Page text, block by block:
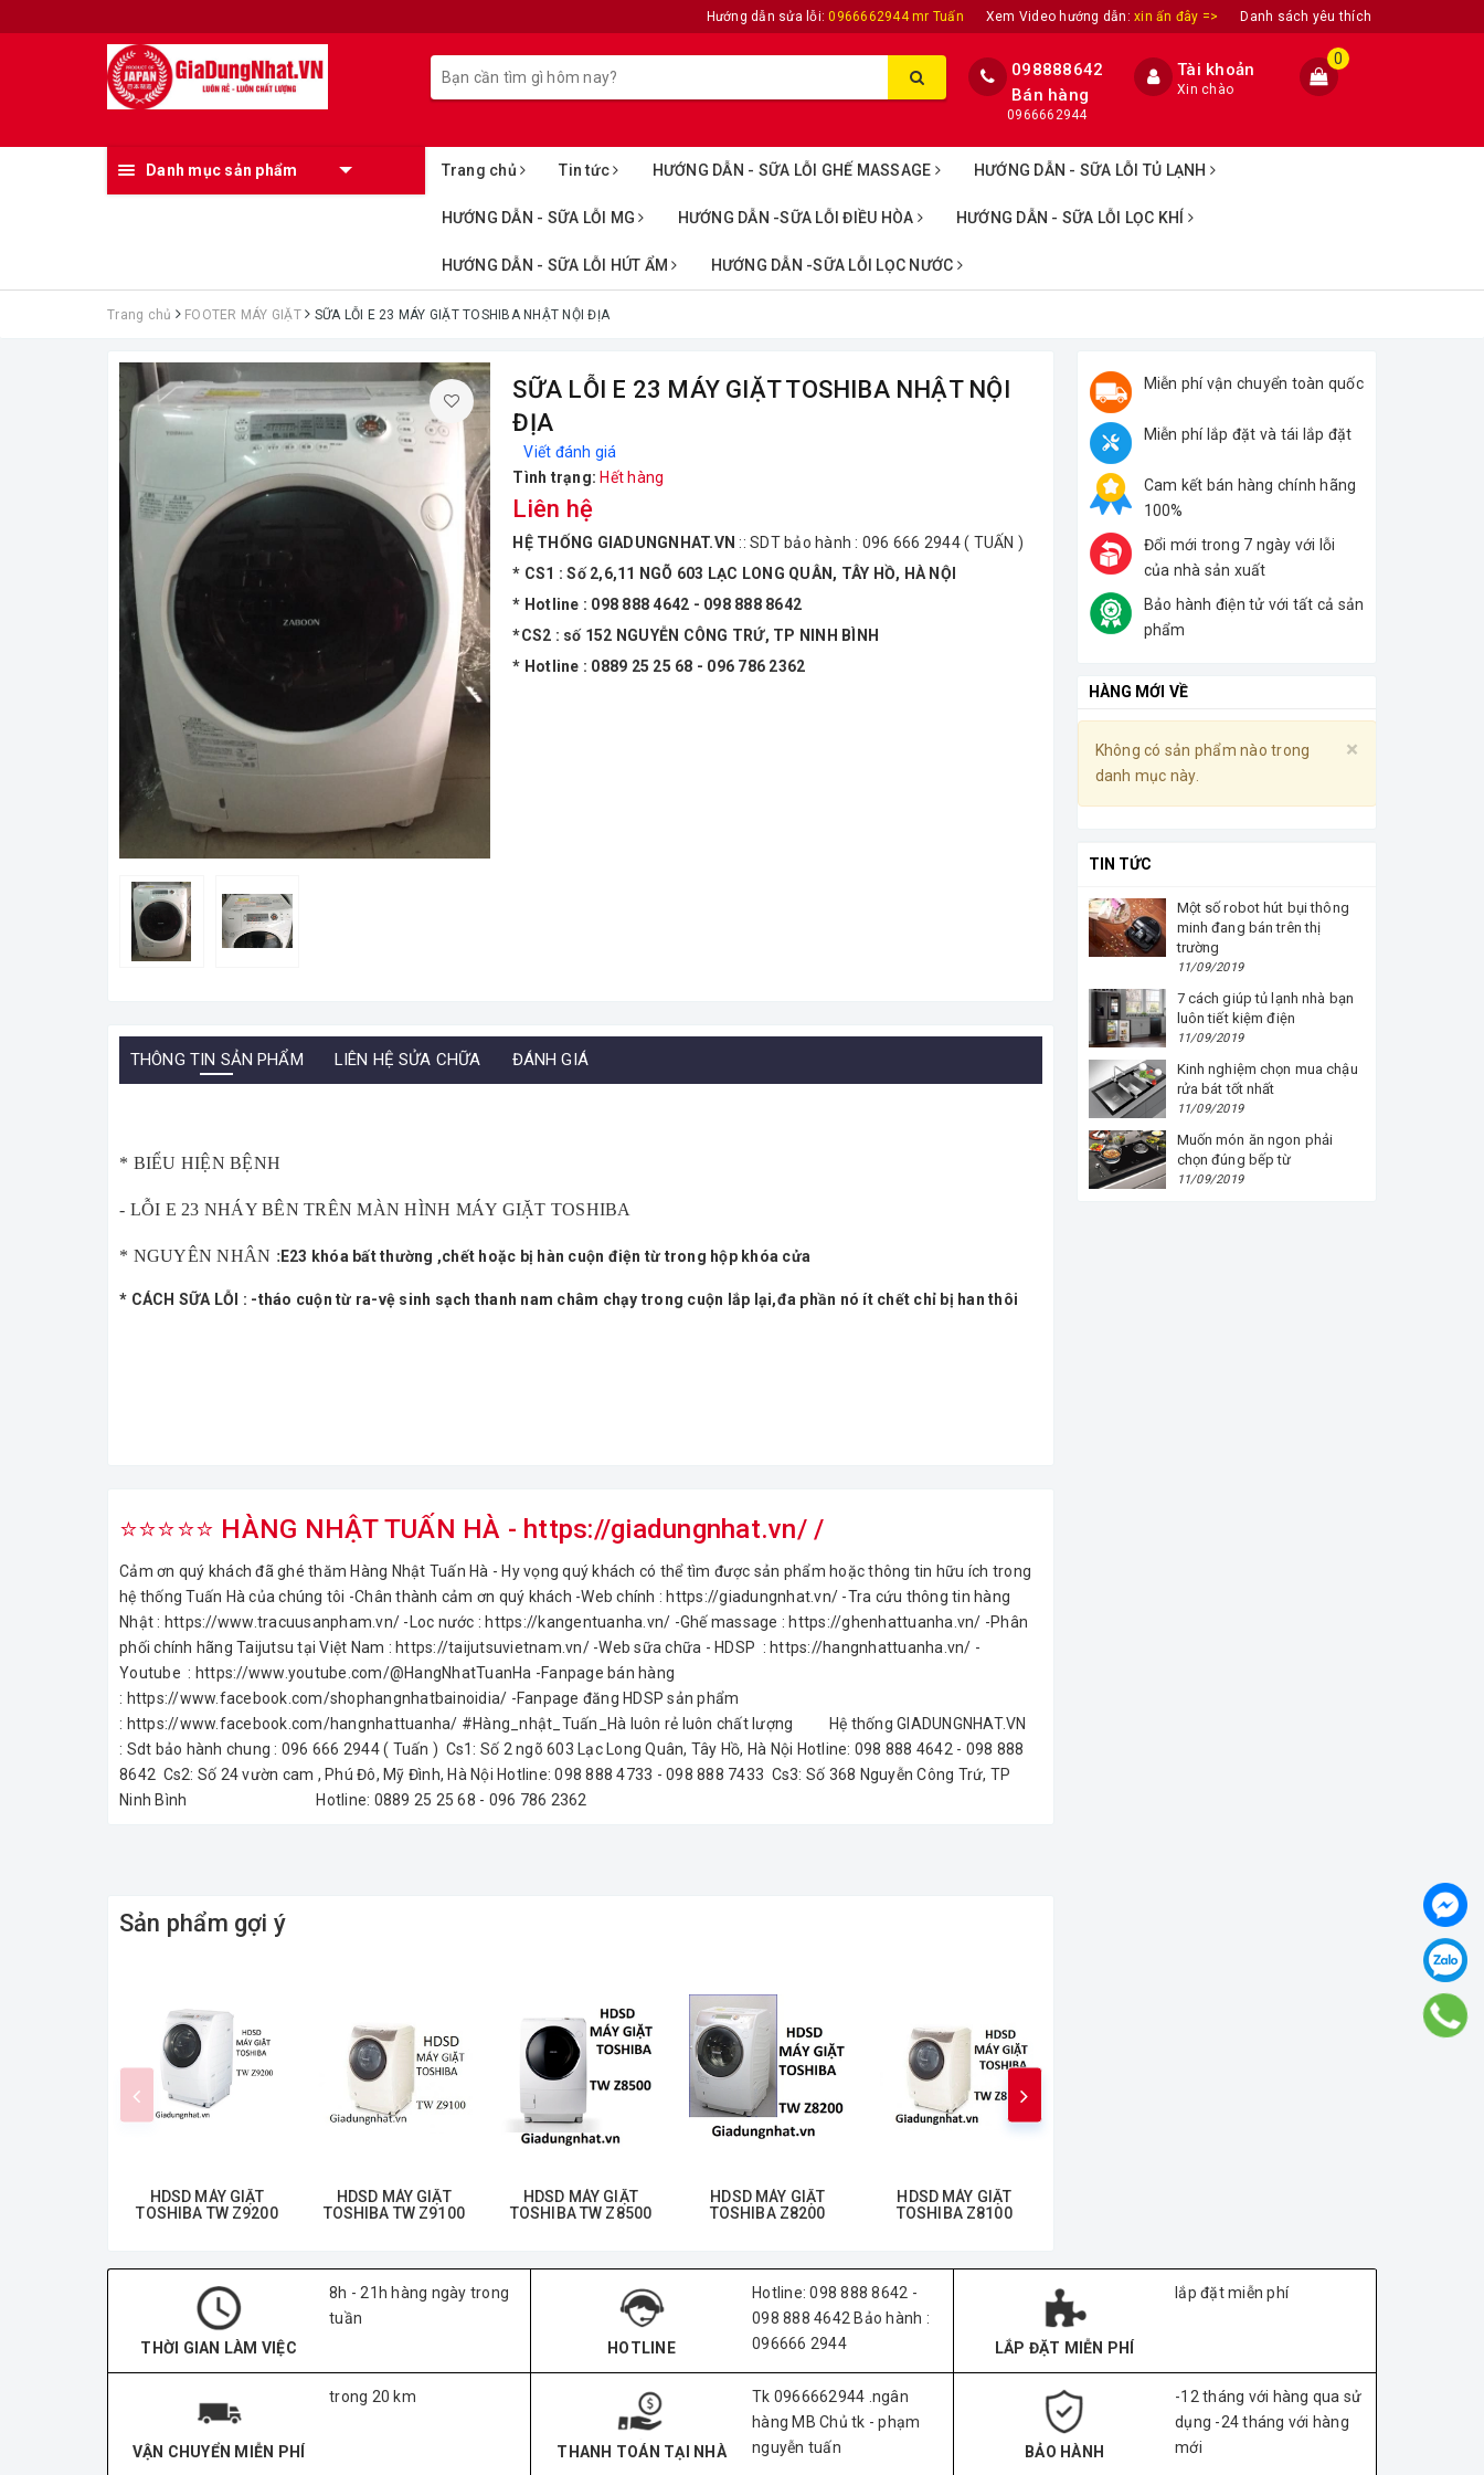
Hướng dẫn sửa lỗi:0966662944 mr Tuấn Xem Video hướng dẫn: xin ấn đây => Danh sách yêu thích
098888642
Bán hàng
0966662944
Tài khoản
Xin chào
0
Danh mục sản phẩm Trang chủ Tin tức HƯỚNG DẪN - SỮA LỖI GHẾ MASSAGE HƯỚNG DẪN - SỮA LỖI TỦ LẠNH
HƯỚNG DẪN - SỮA LỖI MG HƯỚNG DẪN -SỮA LỖI ĐIỀU HÒA HƯỚNG DẪN - SỮA LỖI LỌC KHÍ
HƯỚNG DẪN - SỮA LỖI HÚT ẨM HƯỚNG DẪN -SỮA LỖI LỌC NƯỚC
Trang chủ FOOTER MÁY GIẶT SỮA LỖI E 23 MÁY GIẶT TOSHIBA NHẬT NỘI ĐỊA
SỮA LỖI E 23 MÁY GIẶT TOSHIBA NHẬT NỘI
ĐỊA
Viết đánh giá
Tình trạng: Hết hàng
Liên hệ
HỆ THỐNG GIADUNGNHAT.VN :: SDT bảo hành : 096 666 2944 ( TUẤN )
* CS1 : Số 2,6,11 NGÕ 603 LẠC LONG QUÂN, TÂY HỒ, HÀ NỘI
* Hotline : 098 888 4642 - 098 888 8642
*CS2 : số 152 NGUYỄN CÔNG TRỨ, TP NINH BÌNH
* Hotline : 0889 25 25 68 - 096 786 2362
THÔNG TIN SẢN PHẨM LIÊN HỆ SỬA CHỮA ĐÁNH GIÁ
* BIỂU HIỆN BỆNH
- LỖI E 23 NHÁY BÊN TRÊN MÀN HÌNH MÁY GIẶT TOSHIBA
* NGUYÊN NHÂN :E23 khóa bất thường ,chết hoặc bị hàn cuộn điện từ trong hộp khóa cửa
* CÁCH SỮA LỖI : -tháo cuộn từ ra-vệ sinh sạch thanh nam châm chạy trong cuộn lắp lại,đa phần nó ít chết chỉ bị han thôi
⭐⭐⭐⭐⭐ HÀNG NHẬT TUẤN HÀ - https://giadungnhat.vn/ /
Cảm ơn quý khách đã ghé thăm Hàng Nhật Tuấn Hà - Hy vọng quý khách có thể tìm được sản phẩm hoặc thông tin hữu ích trong
hệ thống Tuấn Hà của chúng tôi -Chân thành cảm ơn quý khách -Web chính : https://giadungnhat.vn/ -Tra cứu thông tin hàng
Nhật : https://www.tracuusanpham.vn/ -Loc nước : https://kangentuanha.vn/ -Ghế massage : https://ghenhattuanha.vn/ -Phân
phối chính hãng Taijutsu tại Việt Nam : https://taijutsuvietnam.vn/ -Web sữa chữa - HDSP : https://hangnhattuanha.vn/ -
Youtube : https://www.youtube.com/@HangNhatTuanHa -Fanpage bán hàng
: https://www.facebook.com/shophangnhatbainoidia/ -Fanpage đăng HDSP sản phẩm
: https://www.facebook.com/hangnhattuanha/ #Hàng_nhật_Tuấn_Hà luôn rẻ luôn chất lượng Hệ thống GIADUNGNHAT.VN
: Sdt bảo hành chung : 096 666 2944 ( Tuấn ) Cs1: Số 2 ngõ 603 Lạc Long Quân, Tây Hồ, Hà Nội Hotline: 098 888 4642 - 098 888
8642 Cs2: Số 24 vườn cam , Phú Đô, Mỹ Đình, Hà Nội Hotline: 098 888 4733 - 098 888 7433 Cs3: Số 368 Nguyễn Công Trứ, TP
Ninh Bình Hotline: 0889 25 25 68 - 096 786 2362
Sản phẩm gợi ý
HDSD MÁY GIẶT
TOSHIBA TW Z9200
HDSD MÁY GIẶT
TOSHIBA TW Z9100
HDSD MÁY GIẶT
TOSHIBA TW Z8500
HDSD MÁY GIẶT
TOSHIBA Z8200
HDSD MÁY GIẶT
TOSHIBA Z8100
Miễn phí vận chuyển toàn quốc
Miễn phí lắp đặt và tái lắp đặt
Cam kết bán hàng chính hãng
100%
Đổi mới trong 7 ngày với lỗi
của nhà sản xuất
Bảo hành điện tử với tất cả sản
phẩm
HÀNG MỚI VỀ
×
Không có sản phẩm nào trong
danh mục này.
TIN TỨC
Một số robot hút bụi thông
minh đang bán trên thị
trường
11/09/2019
7 cách giúp tủ lạnh nhà bạn
luôn tiết kiệm điện
11/09/2019
Kinh nghiệm chọn mua chậu
rửa bát tốt nhất
11/09/2019
Muốn món ăn ngon phải
chọn đúng bếp từ
11/09/2019
THỜI GIAN LÀM VIỆC
8h - 21h hàng ngày trong
tuần
HOTLINE
Hotline: 098 888 8642 -
098 888 4642 Bảo hành :
096666 2944
LẮP ĐẶT MIỄN PHÍ
lắp đặt miễn phí
VẬN CHUYỂN MIỄN PHÍ
trong 20 km
THANH TOÁN TẠI NHÀ
Tk 0966662944 .ngân
hàng MB Chủ tk - phạm
nguyễn tuấn
BẢO HÀNH
-12 tháng với hàng qua sử
dụng -24 tháng với hàng
mới